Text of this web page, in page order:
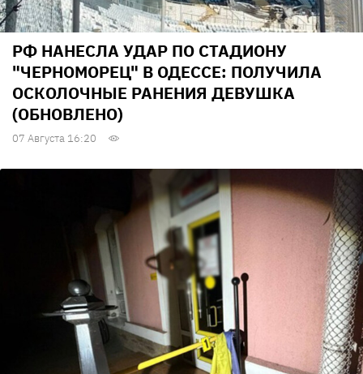
РФ НАНЕСЛА УДАР ПО СТАДИОНУ
"ЧЕРНОМОРЕЦ" В ОДЕССЕ: ПОЛУЧИЛА
ОСКОЛОЧНЫЕ РАНЕНИЯ ДЕВУШКА
(ОБНОВЛЕНО)
07 Августа 16:20